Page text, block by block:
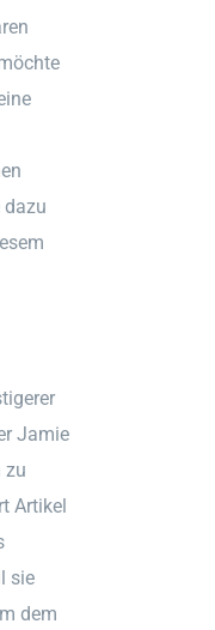
dazu
Jamie
zu
Artikel
sie
dem